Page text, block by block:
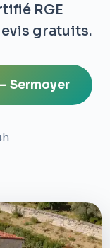
RGE
gratuits.
Sermoyer